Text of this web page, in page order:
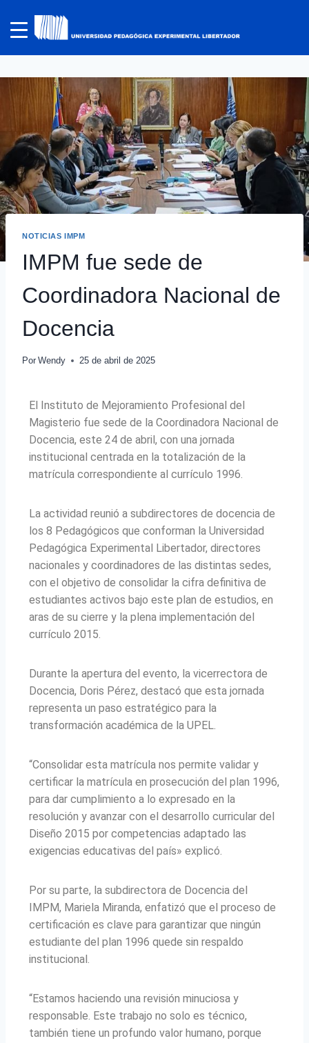
NOTICIAS IMPM
IMPM fue sede de
Coordinadora Nacional de
Docencia
Por Wendy 25 de abril de 2025
El Instituto de Mejoramiento Profesional del
Magisterio fue sede de la Coordinadora Nacional de
Docencia, este 24 de abril, con una jornada
institucional centrada en la totalización de la
matrícula correspondiente al currículo 1996.
La actividad reunió a subdirectores de docencia de
los 8 Pedagógicos que conforman la Universidad
Pedagógica Experimental Libertador, directores
nacionales y coordinadores de las distintas sedes,
con el objetivo de consolidar la cifra definitiva de
estudiantes activos bajo este plan de estudios, en
aras de su cierre y la plena implementación del
currículo 2015.
Durante la apertura del evento, la vicerrectora de
Docencia, Doris Pérez, destacó que esta jornada
representa un paso estratégico para la
transformación académica de la UPEL.
“Consolidar esta matrícula nos permite validar y
certificar la matrícula en prosecución del plan 1996,
para dar cumplimiento a lo expresado en la
resolución y avanzar con el desarrollo curricular del
Diseño 2015 por competencias adaptado las
exigencias educativas del país» explicó.
Por su parte, la subdirectora de Docencia del
IMPM, Mariela Miranda, enfatizó que el proceso de
certificación es clave para garantizar que ningún
estudiante del plan 1996 quede sin respaldo
institucional.
“Estamos haciendo una revisión minuciosa y
responsable. Este trabajo no solo es técnico,
también tiene un profundo valor humano, porque